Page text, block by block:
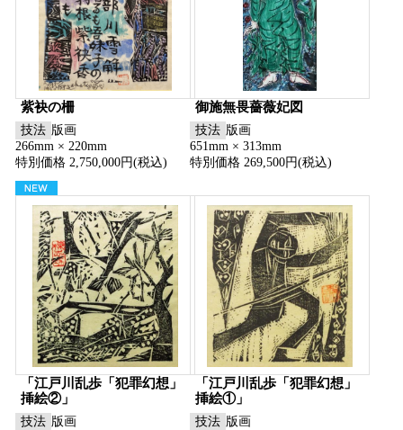
紫袂の柵
技法 版画
266mm × 220mm
特別価格 2,750,000円(税込)
御施無畏薔薇妃図
技法 版画
651mm × 313mm
特別価格 269,500円(税込)
「江戸川乱歩「犯罪幻想」
挿絵②」
技法 版画
「江戸川乱歩「犯罪幻想」
挿絵①」
技法 版画